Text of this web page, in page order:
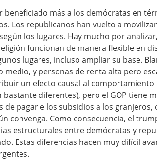
más a los demócratas en
Los republicanos han vuelto a
los lugares. Hay mucho por
funcionan de manera flexible en
lugares, incluso ampliar su base.
medio, y personas de renta alta pero
un efecto causal al comportamiento
diferentes), pero el GOP tiene
pagarle los subsidios a los
convenga. Como consecuencia, el
estructurales entre demócratas y
Estas diferencias hacen muy difícil